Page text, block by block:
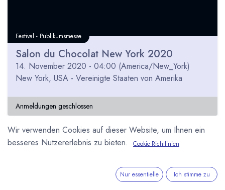
Festival - Publikumsmesse
Salon du Chocolat New York 2020
14. November 2020 - 04:00 (America/New_York)
New York, USA - Vereinigte Staaten von Amerika
Anmeldungen geschlossen
Wir verwenden Cookies auf dieser Website, um Ihnen ein
besseres Nutzererlebnis zu bieten.
Cookie-Richtlinien
Nur essentielle Ich stimme zu